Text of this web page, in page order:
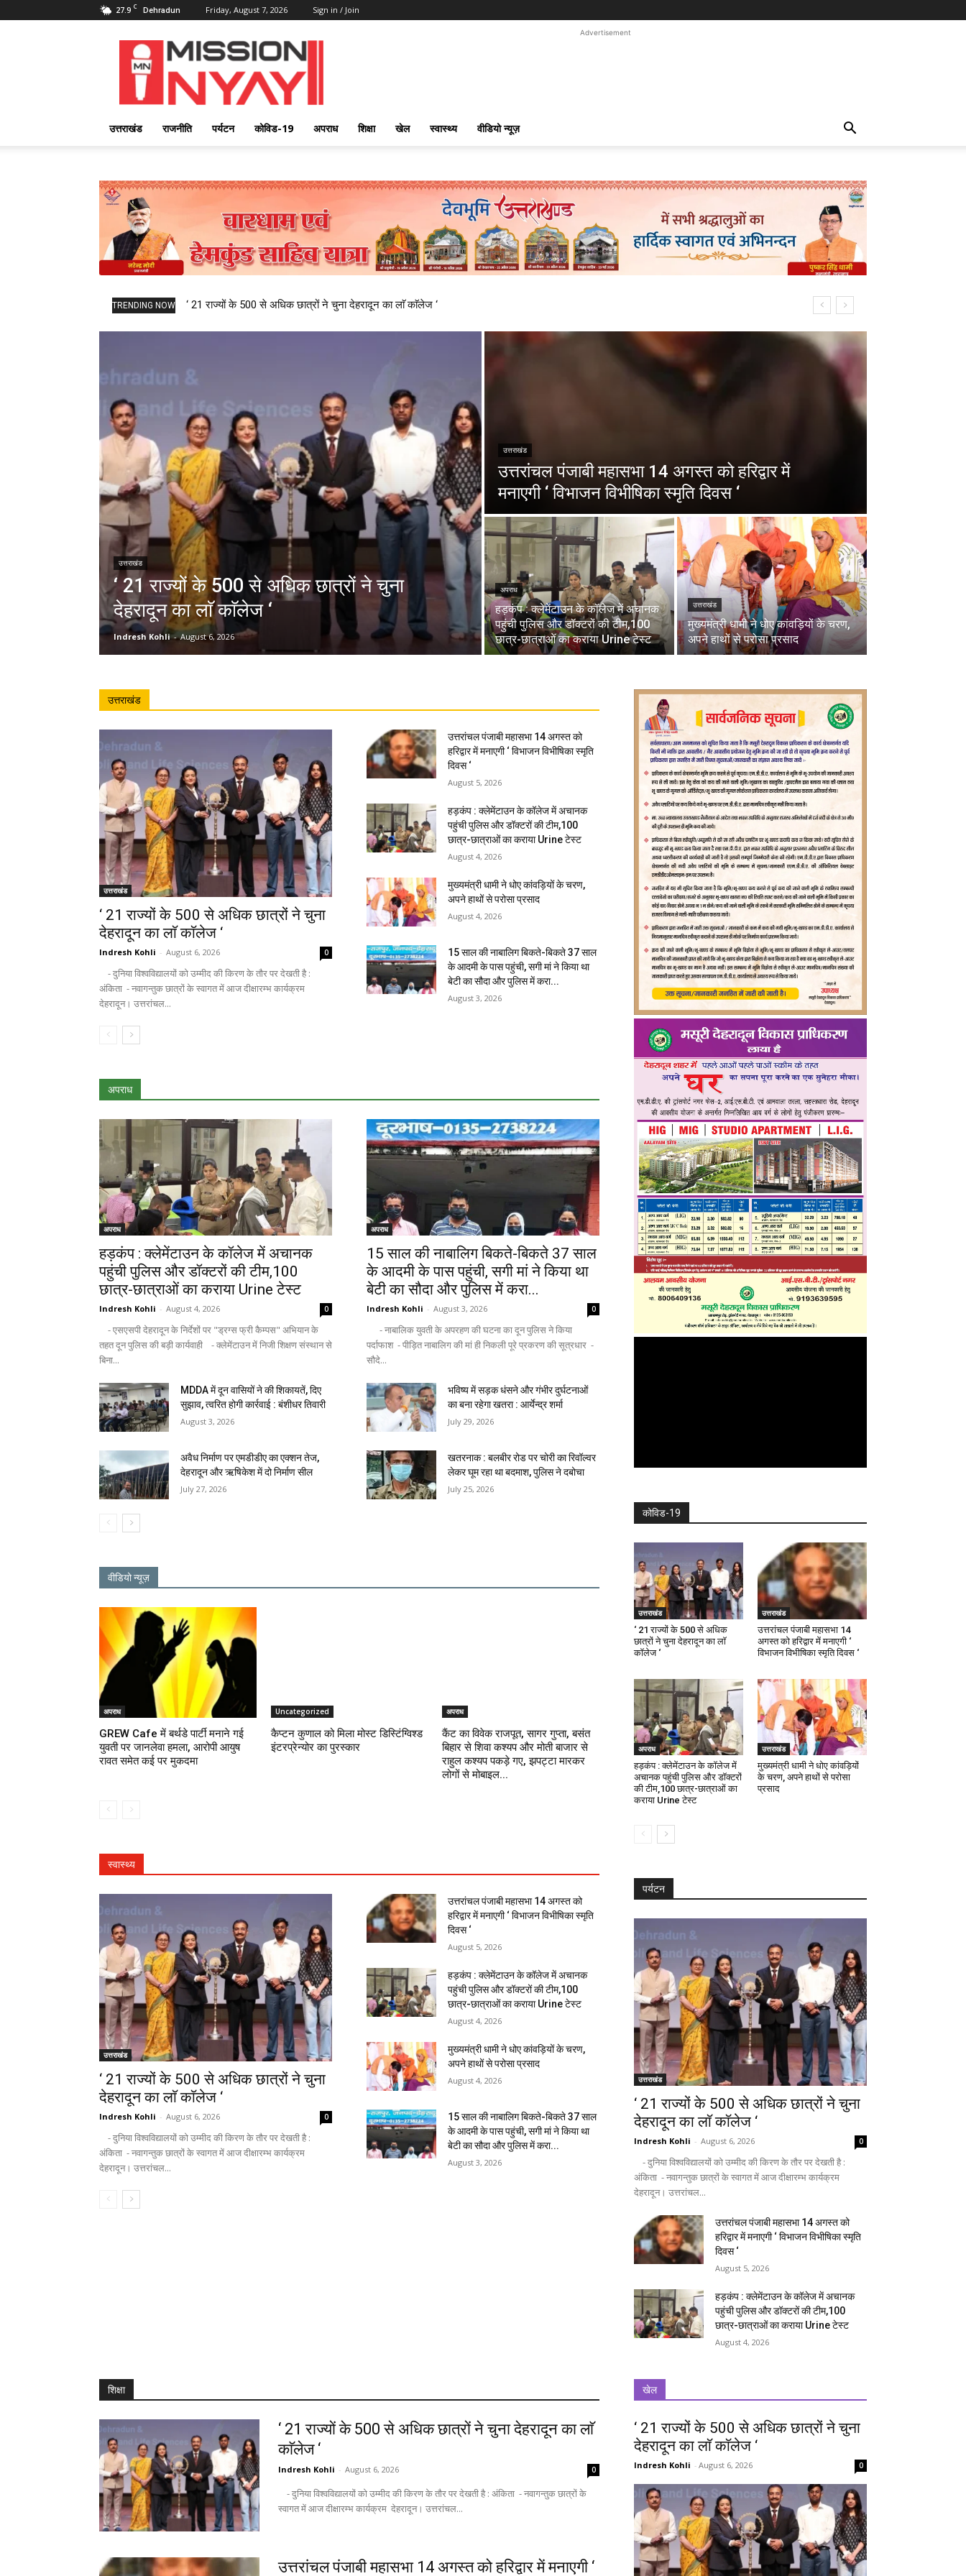
27.9 C Dehradun Friday, August 7, 2026 Sign in / Join
Mission
Nyay
Advertisement
उत्तराखंड राजनीति पर्यटन कोविड-19 अपराध शिक्षा खेल स्वास्थ्य वीडियो न्यूज़
TRENDING NOW ‘ 21 राज्यों के 500 से अधिक छात्रों ने चुना देहरादून का लाॅ काॅलेज ‘
उत्तराखंड
‘ 21 राज्यों के 500 से अधिक छात्रों ने चुना
देहरादून का लाॅ काॅलेज ‘
Indresh Kohli - August 6, 2026
उत्तराखंड
उत्तरांचल पंजाबी महासभा 14 अगस्त को हरिद्वार में
मनाएगी ‘ विभाजन विभीषिका स्मृति दिवस ‘
अपराध
हड़कंप : क्लेमेंटाउन के कॉलेज में अचानक
पहुंची पुलिस और डॉक्टरों की टीम,100
छात्र-छात्राओं का कराया Urine टेस्ट
उत्तराखंड
मुख्यमंत्री धामी ने धोए कांवड़ियों के चरण,
अपने हाथों से परोसा प्रसाद
उत्तराखंड
उत्तराखंड
‘ 21 राज्यों के 500 से अधिक छात्रों ने चुना
देहरादून का लाॅ काॅलेज ‘
Indresh Kohli - August 6, 2026 0
- दुनिया विश्वविद्यालयों को उम्मीद की किरण के तौर पर देखती है :
अंकिता - नवागन्तुक छात्रों के स्वागत में आज दीक्षारम्भ कार्यक्रम
देहरादून। उत्तरांचल...
उत्तरांचल पंजाबी महासभा 14 अगस्त को
हरिद्वार में मनाएगी ‘ विभाजन विभीषिका स्मृति
दिवस ‘
August 5, 2026
हड़कंप : क्लेमेंटाउन के कॉलेज में अचानक
पहुंची पुलिस और डॉक्टरों की टीम,100
छात्र-छात्राओं का कराया Urine टेस्ट
August 4, 2026
मुख्यमंत्री धामी ने धोए कांवड़ियों के चरण,
अपने हाथों से परोसा प्रसाद
August 4, 2026
15 साल की नाबालिग बिकते-बिकते 37 साल
के आदमी के पास पहुंची, सगी मां ने किया था
बेटी का सौदा और पुलिस में करा...
August 3, 2026
अपराध
अपराध
हड़कंप : क्लेमेंटाउन के कॉलेज में अचानक
पहुंची पुलिस और डॉक्टरों की टीम,100
छात्र-छात्राओं का कराया Urine टेस्ट
Indresh Kohli - August 4, 2026 0
- एसएसपी देहरादून के निर्देशों पर "ड्रग्स फ्री कैम्पस" अभियान के
तहत दून पुलिस की बड़ी कार्यवाही - क्लेमेंटाउन में निजी शिक्षण संस्थान से
बिना...
अपराध
15 साल की नाबालिग बिकते-बिकते 37 साल
के आदमी के पास पहुंची, सगी मां ने किया था
बेटी का सौदा और पुलिस में करा...
Indresh Kohli - August 3, 2026 0
- नाबालिक युवती के अपरहण की घटना का दून पुलिस ने किया
पर्दाफाश - पीड़ित नाबालिग की मां ही निकली पूरे प्रकरण की सूत्रधार -
सौदे...
MDDA में दून वासियों ने की शिकायतें, दिए
सुझाव, त्वरित होगी कार्रवाई : बंशीधर तिवारी
August 3, 2026
भविष्य में सड़क धंसने और गंभीर दुर्घटनाओं
का बना रहेगा खतरा : आर्येन्द्र शर्मा
July 29, 2026
अवैध निर्माण पर एमडीडीए का एक्शन तेज,
देहरादून और ऋषिकेश में दो निर्माण सील
July 27, 2026
खतरनाक : बलबीर रोड पर चोरी का रिवॉल्वर
लेकर घूम रहा था बदमाश, पुलिस ने दबोचा
July 25, 2026
वीडियो न्यूज़
अपराध
GREW Cafe में बर्थडे पार्टी मनाने गई
युवती पर जानलेवा हमला, आरोपी आयुष
रावत समेत कई पर मुकदमा
Uncategorized
कैप्टन कुणाल को मिला मोस्ट डिस्टिंग्विश्ड
इंटरप्रेन्योर का पुरस्कार
अपराध
कैंट का विवेक राजपूत, सागर गुप्ता, बसंत
बिहार से शिवा कश्यप और मोती बाजार से
राहुल कश्यप पकड़े गए, झपट्टा मारकर
लोगों से मोबाइल...
स्वास्थ्य
उत्तराखंड
‘ 21 राज्यों के 500 से अधिक छात्रों ने चुना
देहरादून का लाॅ काॅलेज ‘
Indresh Kohli - August 6, 2026 0
- दुनिया विश्वविद्यालयों को उम्मीद की किरण के तौर पर देखती है :
अंकिता - नवागन्तुक छात्रों के स्वागत में आज दीक्षारम्भ कार्यक्रम
देहरादून। उत्तरांचल...
उत्तरांचल पंजाबी महासभा 14 अगस्त को
हरिद्वार में मनाएगी ‘ विभाजन विभीषिका स्मृति
दिवस ‘
August 5, 2026
हड़कंप : क्लेमेंटाउन के कॉलेज में अचानक
पहुंची पुलिस और डॉक्टरों की टीम,100
छात्र-छात्राओं का कराया Urine टेस्ट
August 4, 2026
मुख्यमंत्री धामी ने धोए कांवड़ियों के चरण,
अपने हाथों से परोसा प्रसाद
August 4, 2026
15 साल की नाबालिग बिकते-बिकते 37 साल
के आदमी के पास पहुंची, सगी मां ने किया था
बेटी का सौदा और पुलिस में करा...
August 3, 2026
कोविड-19
उत्तराखंड
‘ 21 राज्यों के 500 से अधिक
छात्रों ने चुना देहरादून का लाॅ
काॅलेज ‘
उत्तराखंड
उत्तरांचल पंजाबी महासभा 14
अगस्त को हरिद्वार में मनाएगी ‘
विभाजन विभीषिका स्मृति दिवस ‘
अपराध
हड़कंप : क्लेमेंटाउन के कॉलेज में
अचानक पहुंची पुलिस और डॉक्टरों
की टीम,100 छात्र-छात्राओं का
कराया Urine टेस्ट
उत्तराखंड
मुख्यमंत्री धामी ने धोए कांवड़ियों
के चरण, अपने हाथों से परोसा
प्रसाद
पर्यटन
उत्तराखंड
‘ 21 राज्यों के 500 से अधिक छात्रों ने चुना
देहरादून का लाॅ काॅलेज ‘
Indresh Kohli - August 6, 2026 0
- दुनिया विश्वविद्यालयों को उम्मीद की किरण के तौर पर देखती है :
अंकिता - नवागन्तुक छात्रों के स्वागत में आज दीक्षारम्भ कार्यक्रम
देहरादून। उत्तरांचल...
उत्तरांचल पंजाबी महासभा 14 अगस्त को
हरिद्वार में मनाएगी ‘ विभाजन विभीषिका स्मृति
दिवस ‘
August 5, 2026
हड़कंप : क्लेमेंटाउन के कॉलेज में अचानक
पहुंची पुलिस और डॉक्टरों की टीम,100
छात्र-छात्राओं का कराया Urine टेस्ट
August 4, 2026
शिक्षा
‘ 21 राज्यों के 500 से अधिक छात्रों ने चुना देहरादून का लाॅ
काॅलेज ‘
Indresh Kohli - August 6, 2026 0
स्वागत में आज दीक्षारम्भ कार्यक्रम देहरादून। उत्तरांचल...
उत्तरांचल पंजाबी महासभा 14 अगस्त को हरिद्वार में मनाएगी ‘
खेल
‘ 21 राज्यों के 500 से अधिक छात्रों ने चुना
देहरादून का लाॅ काॅलेज ‘
Indresh Kohli - August 6, 2026 0